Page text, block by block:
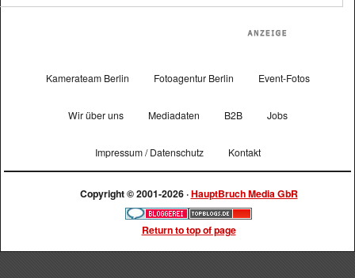
Kamerateam Berlin Fotoagentur Berlin Event-Fotos
Wir über uns Mediadaten B2B Jobs
Impressum / Datenschutz Kontakt
Copyright © 2001-2026 ·HauptBruch Media GbR
Return to top of page